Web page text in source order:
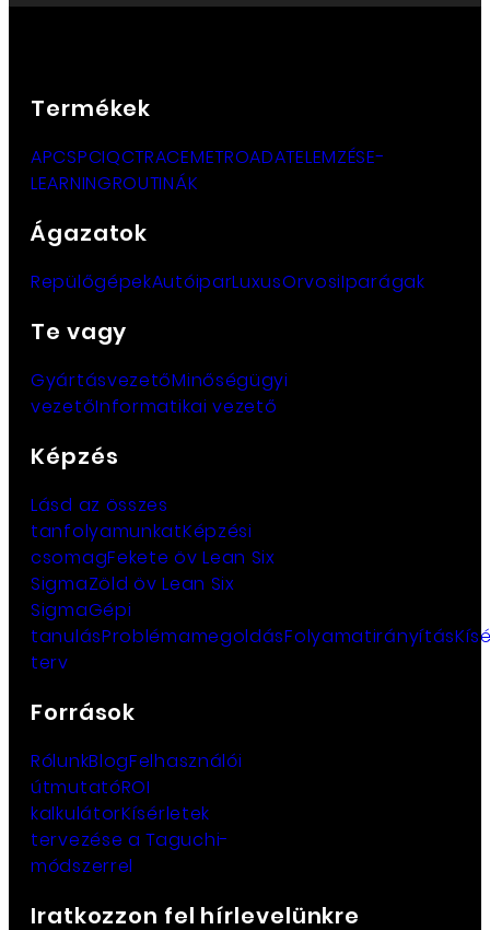
Termékek
APCSPCIQCTRACEMETROADATELEMZÉSE-
LEARNINGROUTINÁK
Ágazatok
RepülőgépekAutóiparLuxusOrvosiIparágak
Te vagy
GyártásvezetőMinőségügyi
vezetőInformatikai vezető
Képzés
Lásd az összes
tanfolyamunkatKépzési
csomagFekete öv Lean Six
SigmaZöld öv Lean Six
SigmaGépi
tanulásProblémamegoldásFolyamatirányítás
terv
Források
RólunkBlogFelhasználói
útmutatóROI
kalkulátorKísérletek
tervezése a Taguchi-
módszerrel
Iratkozzon fel hírlevelünkre